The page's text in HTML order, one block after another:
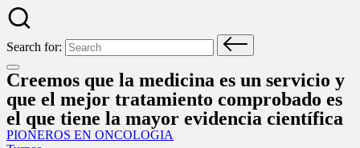
Search for:
Creemos que la medicina es un servicio y
que el mejor tratamiento comprobado es
el que tiene la mayor evidencia científica
PIONEROS EN ONCOLOGIA